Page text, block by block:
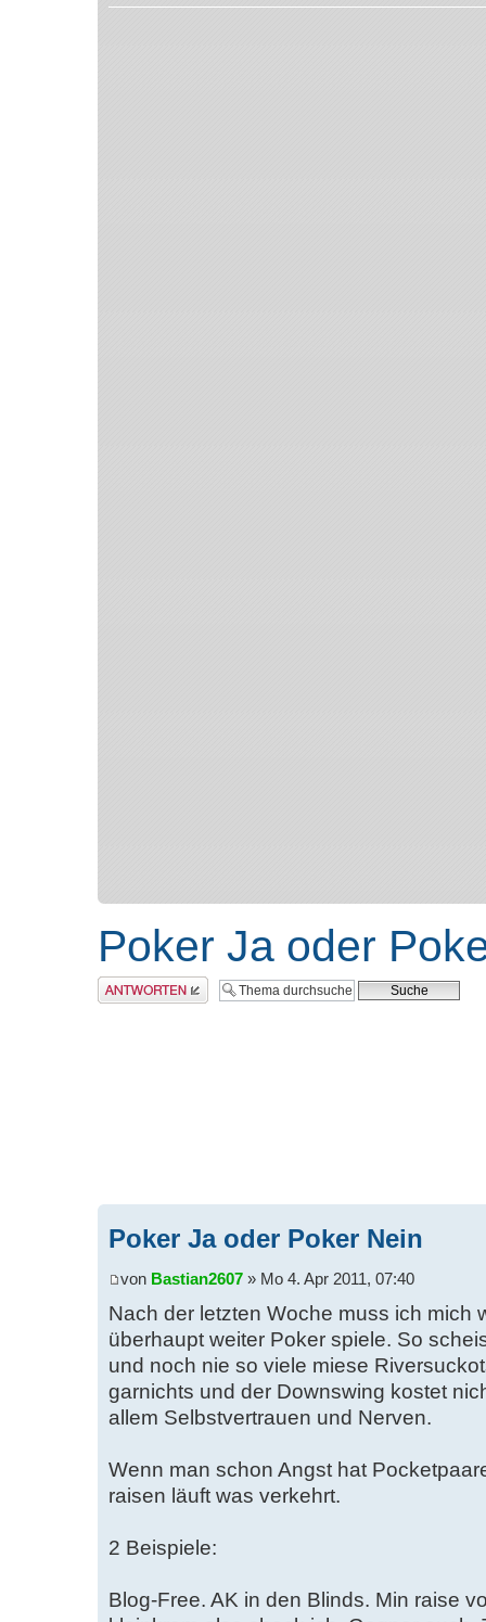
Poker Ja oder
Antwort erstellen
Poker Ja oder Poker Nein
von Bastian2607 » Mo 4. Apr 2011, 07:40
Nach der letzten Woche muss ich mich
überhaupt weiter Poker spiele. So
und noch nie so viele miese
garnichts und der Downswing kostet
allem Selbstvertrauen und Nerven.
Wenn man schon Angst hat
raisen läuft was verkehrt.
2 Beispiele:
Blog-Free. AK in den Blinds. Min raise